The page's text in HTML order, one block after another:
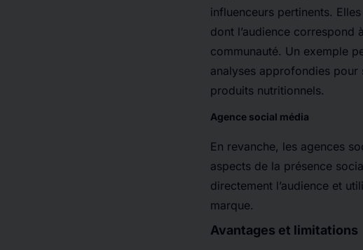
influenceurs pertinents.
dont l’audience
communauté. Un exemple
analyses approfondies
produits nutritionnels.
Agence social média
En revanche, les agences
aspects de la présence
directement l’audience et
marque.
Avantages et limitations